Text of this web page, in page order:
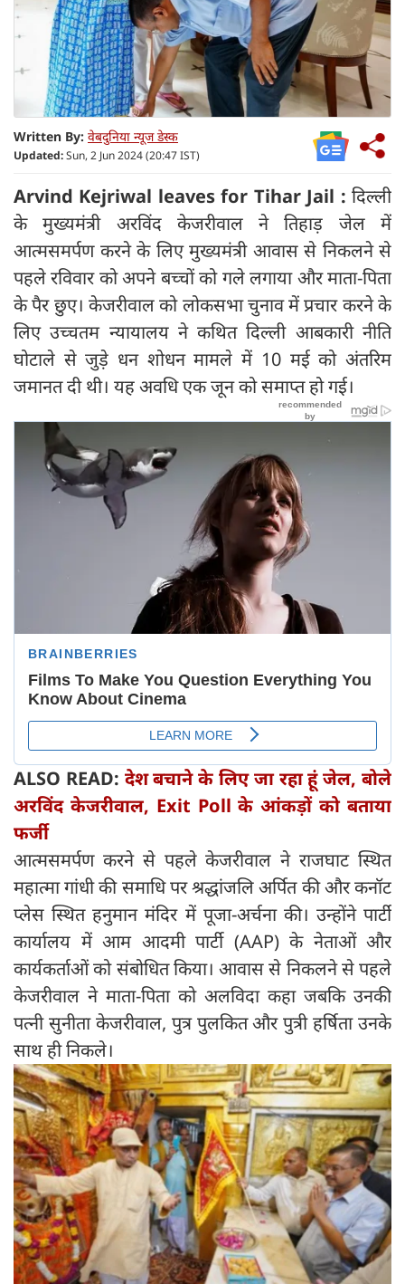
Written By: वेबदुनिया न्यूज डेस्क
Updated:Sun, 2 Jun 2024 (20:47 IST)
Arvind Kejriwal leaves for Tihar Jail : दिल्ली
के मुख्यमंत्री अरविंद केजरीवाल ने तिहाड़ जेल में
आत्मसमर्पण करने के लिए मुख्यमंत्री आवास से निकलने से
पहले रविवार को अपने बच्चों को गले लगाया और माता-पिता
के पैर छुए। केजरीवाल को लोकसभा चुनाव में प्रचार करने के
लिए उच्चतम न्यायालय ने कथित दिल्ली आबकारी नीति
घोटाले से जुड़े धन शोधन मामले में 10 मई को अंतरिम
जमानत दी थी। यह अवधि एक जून को समाप्त हो गई।
ALSO READ: देश बचाने के लिए जा रहा हूं जेल, बोले
अरविंद केजरीवाल, Exit Poll के आंकड़ों को बताया
फर्जी
आत्मसमर्पण करने से पहले केजरीवाल ने राजघाट स्थित
महात्मा गांधी की समाधि पर श्रद्धांजलि अर्पित की और कनॉट
प्लेस स्थित हनुमान मंदिर में पूजा-अर्चना की। उन्होंने पार्टी
कार्यालय में आम आदमी पार्टी (AAP) के नेताओं और
कार्यकर्ताओं को संबोधित किया। आवास से निकलने से पहले
केजरीवाल ने माता-पिता को अलविदा कहा जबकि उनकी
पत्नी सुनीता केजरीवाल, पुत्र पुलकित और पुत्री हर्षिता उनके
साथ ही निकले।